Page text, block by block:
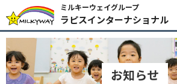
ミルキーウェイグループ
ラピスインターナショナル
お知らせ